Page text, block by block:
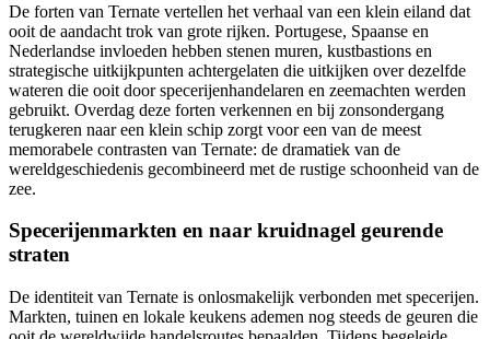
De forten van Ternate vertellen het verhaal van een klein eiland dat
ooit de aandacht trok van grote rijken. Portugese, Spaanse en
Nederlandse invloeden hebben stenen muren, kustbastions en
strategische uitkijkpunten achtergelaten die uitkijken over dezelfde
wateren die ooit door specerijenhandelaren en zeemachten werden
gebruikt. Overdag deze forten verkennen en bij zonsondergang
terugkeren naar een klein schip zorgt voor een van de meest
memorabele contrasten van Ternate: de dramatiek van de
wereldgeschiedenis gecombineerd met de rustige schoonheid van de
zee.
Specerijenmarkten en naar kruidnagel geurende
straten
De identiteit van Ternate is onlosmakelijk verbonden met specerijen.
Markten, tuinen en lokale keukens ademen nog steeds de geuren die